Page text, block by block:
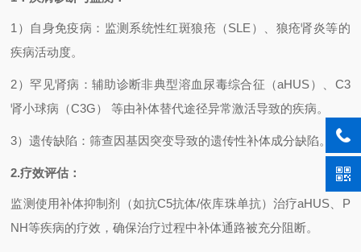
1 ）自身免疫病：监测系统性红斑狼疮（SLE ）、狼疮肾炎等的
疾病活动度。
2）罕见肾病：辅助诊断非典型溶血尿毒综合征（aHUS）、 C3
肾小球病（C3G） 等由补体替代途径异常激活导致的疾病。
3）遗传缺陷：筛查因基因突变导致的遗传性补体成分缺陷。
2.疗效评估：
监测使用补体抑制剂（如抗C5抗体/依库珠单抗）治疗aHUS
P
NH等疾病的疗效，确保治疗过程中补体通路被充分阻断。